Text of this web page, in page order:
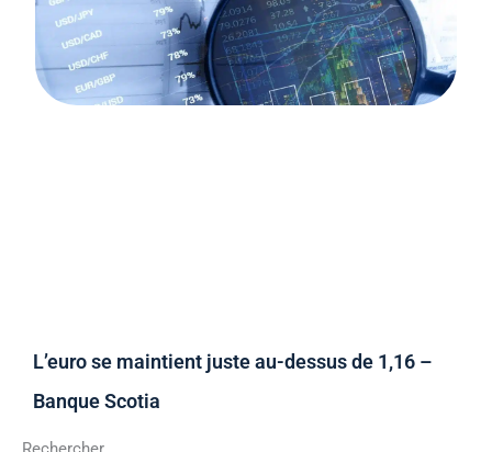
L’euro se maintient juste au-dessus de 1,16 –
Banque Scotia